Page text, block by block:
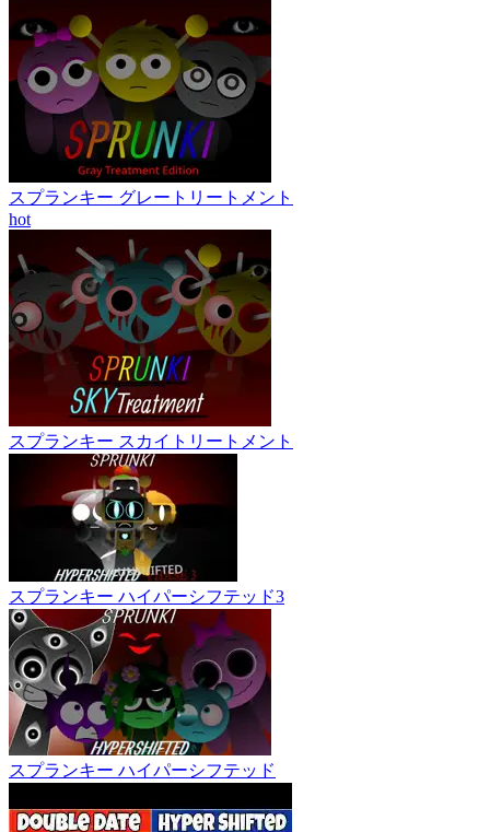
スプランキー グレートリートメント
hot
スプランキー スカイトリートメント
スプランキー ハイパーシフテッド3
スプランキー ハイパーシフテッド